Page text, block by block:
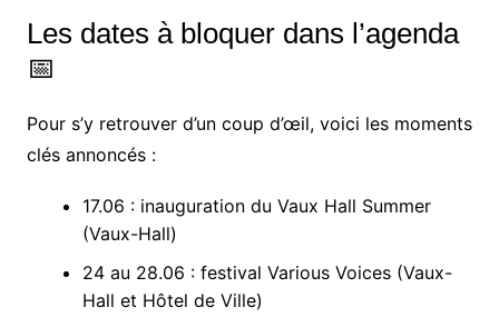
Les dates à bloquer dans l’agenda
📅
Pour s’y retrouver d’un coup d’œil, voici les moments
clés annoncés :
17.06 : inauguration du Vaux Hall Summer
(Vaux-Hall)
24 au 28.06 : festival Various Voices (Vaux-
Hall et Hôtel de Ville)